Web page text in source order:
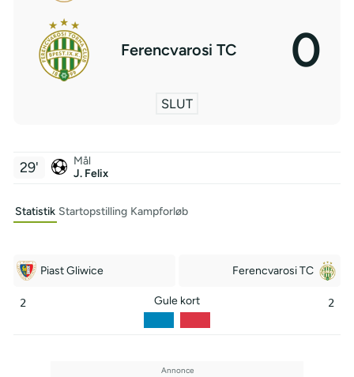
Ferencvarosi TC 0
SLUT
Mål
J. Felix
29'
Statistik Startopstilling Kampforløb
Piast Gliwice Ferencvarosi TC
2 Gule kort 2